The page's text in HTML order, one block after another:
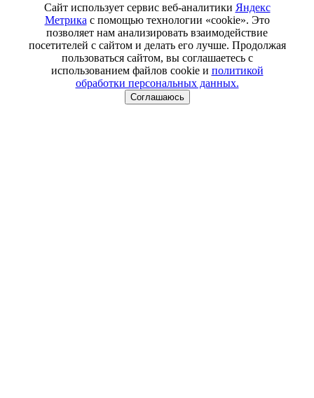
Сайт использует сервис веб-аналитики Яндекс
Метрика с помощью технологии «cookie». Это
позволяет нам анализировать взаимодействие
посетителей с сайтом и делать его лучше. Продолжая
пользоваться сайтом, вы соглашаетесь с
использованием файлов cookie и политикой
обработки персональных данных.
Соглашаюсь